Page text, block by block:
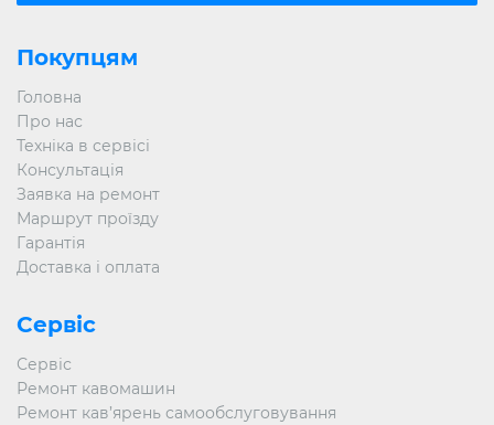
Покупцям
Головна
Про нас
Техніка в сервісі
Консультація
Заявка на ремонт
Маршрут проїзду
Гарантія
Доставка і оплата
Сервіс
Сервіс
Ремонт кавомашин
Ремонт кав’ярень самообслуговування